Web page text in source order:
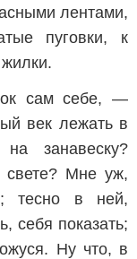
лентами,
пуговки, к
сам себе, —
век лежать в
занавеску?
свете? Мне уж,
тесно в ней,
себя показать;
Ну что, в